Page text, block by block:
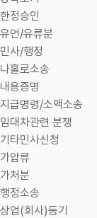
한정승인
유언/유류분
민사/행정
나홀로소송
내용증명
지급명령/소액소송
임대차관련 분쟁
기타민사신청
가압류
가처분
행정소송
상업(회사)등기